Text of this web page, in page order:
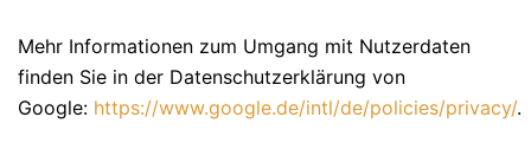
Mehr Informationen zum Umgang mit Nutzerdaten
finden Sie in der Datenschutzerklärung von
Google: https://www.google.de/intl/de/policies/privacy/.